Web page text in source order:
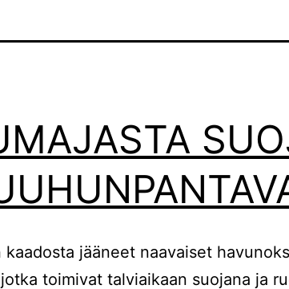
kaadosta jääneet naavaiset
toimivat talviaikaan suojana ja